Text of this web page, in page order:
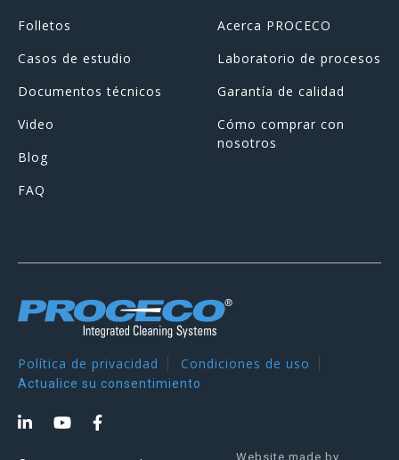
Folletos
Casos de estudio
Documentos técnicos
Video
Blog
FAQ
Acerca PROCECO
Laboratorio de procesos
Garantía de calidad
Cómo comprar con
nosotros
Política de privacidad Condiciones de uso
Actualice su consentimiento
Website made by